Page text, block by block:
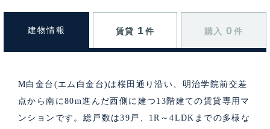
建物情報 賃貸 1 件 購入 0 件
M白金台(エム白金台)は桜田通り沿い、明治学院前交差
点から南に80m進んだ西側に建つ13階建ての賃貸専用マ
ンションです。総戸数は39戸、1R～4LDKまでの多様な